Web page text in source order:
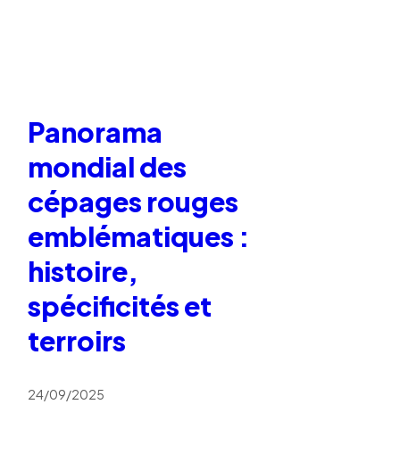
Panorama
mondial des
cépages rouges
emblématiques :
histoire,
spécificités et
terroirs
24/09/2025